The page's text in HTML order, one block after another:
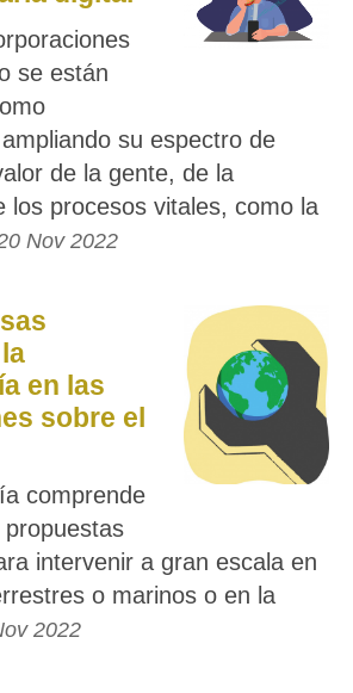
se están
ampliando su espectro de
de la gente, de la
los procesos vitales, como la
Nov 2022
en las
sobre el
comprende
intervenir a gran escala en
o marinos o en la
2022